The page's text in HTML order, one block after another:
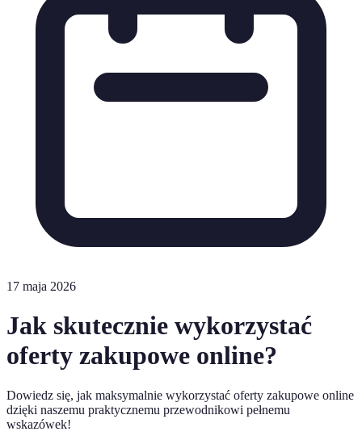
17 maja 2026
Jak skutecznie wykorzystać
oferty zakupowe online?
Dowiedz się, jak maksymalnie wykorzystać oferty zakupowe online
dzięki naszemu praktycznemu przewodnikowi pełnemu
wskazówek!